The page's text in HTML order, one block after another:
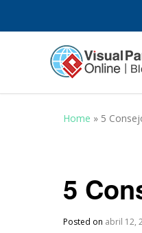
Home » 5
5
Posted on abril 12,